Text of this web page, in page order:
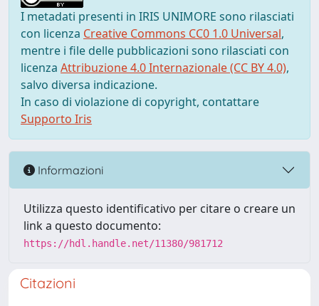
I metadati presenti in IRIS UNIMORE sono rilasciati
con licenza Creative Commons CC0 1.0 Universal,
mentre i file delle pubblicazioni sono rilasciati con
licenza Attribuzione 4.0 Internazionale (CC BY 4.0),
salvo diversa indicazione.
In caso di violazione di copyright, contattare
Supporto Iris
Informazioni
Utilizza questo identificativo per citare o creare un
link a questo documento:
https://hdl.handle.net/11380/981712
Citazioni